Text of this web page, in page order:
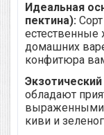
Идеальная
пектина):
домашних
конфитюра
обладают
выраженными
киви и